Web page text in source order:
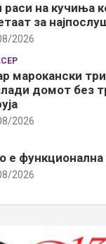
раси на кучиња
за
2026
марокански
домот без
2026
е функционална
2026